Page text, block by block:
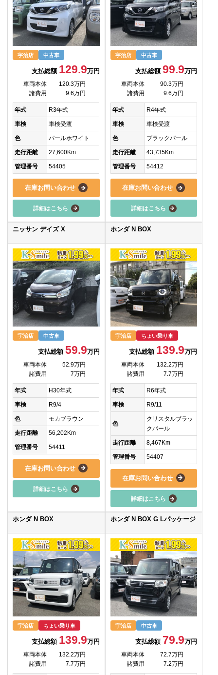
宇治店 中古車
支払総額 129.9万円
車両本体
120.3万円
諸費用
9.6万円
年式 R3年式
車検 車検受渡
色 パールホワイト
走行距離 27,600Km
管理番号 54405
在庫お問い合わせ
詳細はこちら
宇治店 中古車
支払総額 99.9万円
車両本体
90.3万円
諸費用
9.6万円
年式 R4年式
車検 車検受渡
色 ブラックパール
走行距離 43,735Km
管理番号 54412
在庫お問い合わせ
詳細はこちら
ニッサン デイズ X
宇治店 中古車
支払総額 59.9万円
車両本体
52.9万円
諸費用
7万円
年式 H30年式
車検 R9/4
色 モカブラウン
走行距離 56,202Km
管理番号 54411
在庫お問い合わせ
詳細はこちら
ホンダ N BOX
宇治店 ちょい乗り車
支払総額 139.9万円
車両本体
132.2万円
諸費用
7.7万円
年式 R6年式
車検 R9/11
色
クリスタルブラッ
クパール
走行距離 8,467Km
管理番号 54407
在庫お問い合わせ
詳細はこちら
ホンダ N BOX
宇治店 ちょい乗り車
支払総額 139.9万円
車両本体
132.2万円
諸費用
7.7万円
ホンダ N BOX G Lパッケージ
宇治店 中古車
支払総額 79.9万円
車両本体
72.7万円
諸費用
7.2万円